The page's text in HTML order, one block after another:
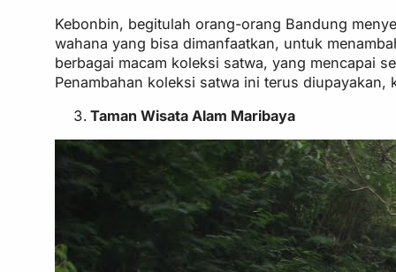
Kebonbin, begitulah orang-orang Bandung
wahana yang bisa dimanfaatkan, untuk
berbagai macam koleksi satwa, yang mencapai
Penambahan koleksi satwa ini terus
Taman Wisata Alam Maribaya